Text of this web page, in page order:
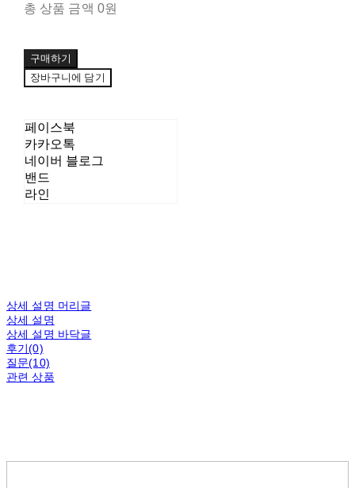
총 상품 금액 0원
구매하기
장바구니에 담기
페이스북
카카오톡
네이버 블로그
밴드
라인
상세 설명 머리글
상세 설명
상세 설명 바닥글
후기(0)
질문(10)
관련 상품